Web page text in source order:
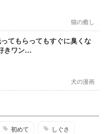
猫の癒し
ってもらってもすぐに臭くな
きワン…
犬の漫画
初めて しぐさ